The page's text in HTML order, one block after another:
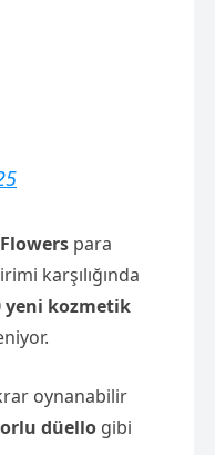
para
karşılığında
yeni kozmetik
oynanabilir
düello gibi